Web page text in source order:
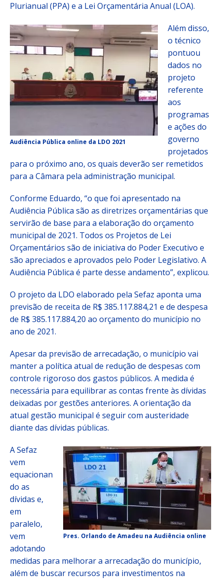
Plurianual (PPA) e a Lei Orçamentária Anual (LOA).
Audiência Pública online da LDO 2021
Além disso,
o técnico
pontuou
dados no
projeto
referente
aos
programas
e ações do
governo
projetados
para o próximo ano, os quais deverão ser remetidos
para a Câmara pela administração municipal.
Conforme Eduardo, “o que foi apresentado na
Audiência Pública são as diretrizes orçamentárias que
servirão de base para a elaboração do orçamento
municipal de 2021. Todos os Projetos de Lei
Orçamentários são de iniciativa do Poder Executivo e
são apreciados e aprovados pelo Poder Legislativo. A
Audiência Pública é parte desse andamento”, explicou.
O projeto da LDO elaborado pela Sefaz aponta uma
previsão de receita de R$ 385.117.884,21 e de despesa
de R$ 385.117.884,20 ao orçamento do município no
ano de 2021.
Apesar da previsão de arrecadação, o município vai
manter a política atual de redução de despesas com
controle rigoroso dos gastos públicos. A medida é
necessária para equilibrar as contas frente às dívidas
deixadas por gestões anteriores. A orientação da
atual gestão municipal é seguir com austeridade
diante das dívidas públicas.
Pres. Orlando de Amadeu na Audiência online
A Sefaz
vem
equacionan
do as
dívidas e,
em
paralelo,
vem
adotando
medidas para melhorar a arrecadação do município,
além de buscar recursos para investimentos na